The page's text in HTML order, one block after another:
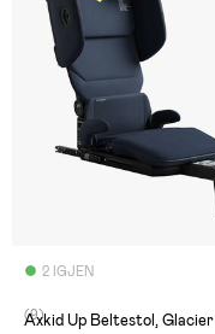
2 IGJEN
(9)
Axkid Up Beltestol, Glacier